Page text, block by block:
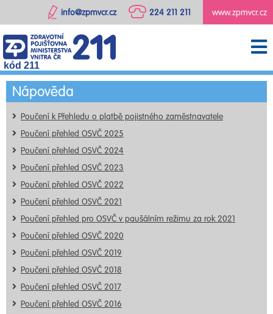
www.zpmvcr.cz
224 211 211
info@zpmvcr.cz
kód 211
Nápověda
Poučení k Přehledu o platbě pojistného zaměstnavatele
Poučení přehled OSVČ 2025
Poučení přehled OSVČ 2024
Poučení přehled OSVČ 2023
Poučení přehled OSVČ 2022
Poučení přehled OSVČ 2021
Poučení přehled pro OSVČ v paušálním režimu za rok 2021
Poučení přehled OSVČ 2020
Poučení přehled OSVČ 2019
Poučení přehled OSVČ 2018
Poučení přehled OSVČ 2017
Poučení přehled OSVČ 2016